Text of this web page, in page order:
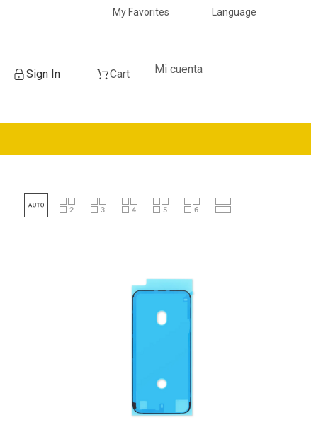
My Favorites Language
Sign In Cart Mi cuenta